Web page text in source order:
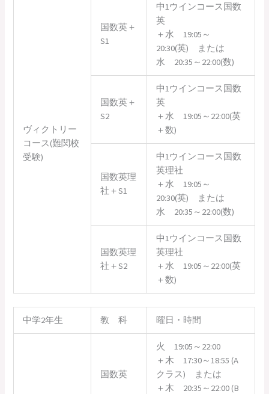
ヴィクトリー
コース(難関校
受験)
国数英＋
S1
中1ウインコース国数
英
＋水 19:05～
20:30(英) または
水 20:35～22:00(数)
国数英＋
S2
中1ウインコース国数
英
＋水 19:05～22:00(英
＋数)
国数英理
社＋S1
中1ウインコース国数
英理社
＋水 19:05～
20:30(英) または
水 20:35～22:00(数)
国数英理
社＋S2
中1ウインコース国数
英理社
＋水 19:05～22:00(英
＋数)
中学2年生 教 科 曜日・時間
国数英
火 19:05～22:00
＋木 17:30～18:55 (A
クラス) または
＋木 20:35～22:00 (B